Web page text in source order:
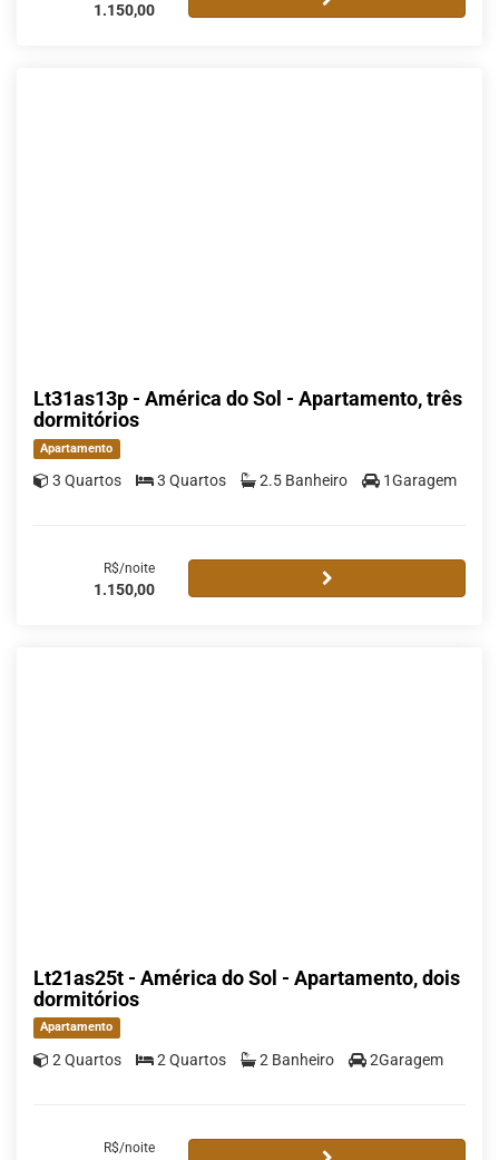
1.150,00
Lt31as13p - América do Sol - Apartamento, três
dormitórios
Apartamento
3 Quartos 3 Quartos 2.5 Banheiro 1Garagem
R$/noite
1.150,00
Lt21as25t - América do Sol - Apartamento, dois
dormitórios
Apartamento
2 Quartos 2 Quartos 2 Banheiro 2Garagem
R$/noite